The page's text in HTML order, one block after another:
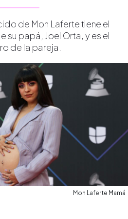
de Mon Laferte tiene el
su papá, Joel Orta, y es el
de la pareja.
Mon Laferte Mamá